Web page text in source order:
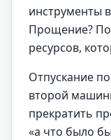
инструменты
Прощение?
ресурсов,
Отпускание
второй
прекратить
«а что было